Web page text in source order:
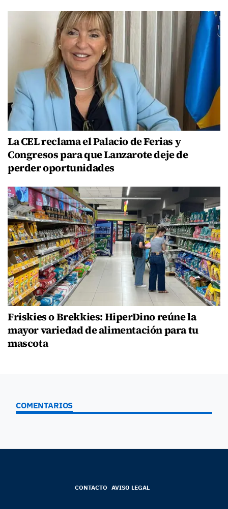
La CEL reclama el Palacio de Ferias y
Congresos para que Lanzarote deje de
perder oportunidades
Friskies o Brekkies: HiperDino reúne la
mayor variedad de alimentación para tu
mascota
COMENTARIOS
CONTACTO AVISO LEGAL